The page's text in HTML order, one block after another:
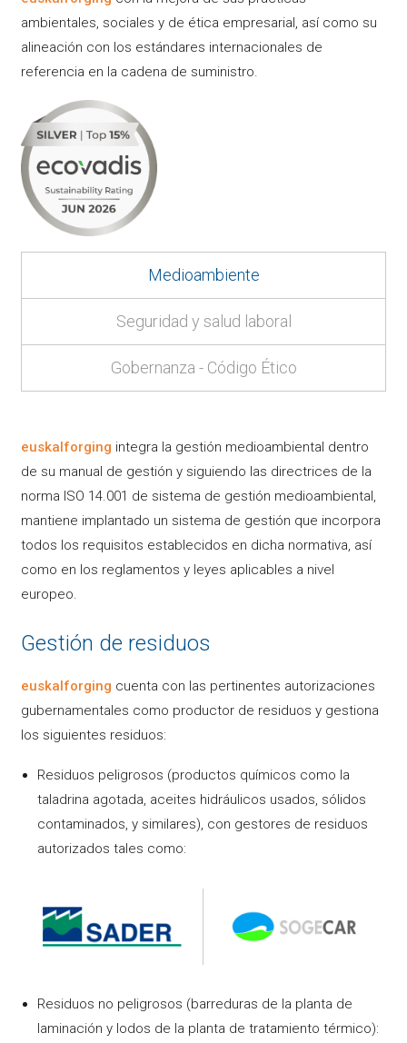
ambientales, sociales y de ética empresarial, así como su
alineación con los estándares internacionales de
referencia en la cadena de suministro.
Medioambiente
Seguridad y salud laboral
Gobernanza - Código Ético
euskalforging integra la gestión medioambiental dentro
de su manual de gestión y siguiendo las directrices de la
norma ISO 14.001 de sistema de gestión medioambiental,
mantiene implantado un sistema de gestión que incorpora
todos los requisitos establecidos en dicha normativa, así
como en los reglamentos y leyes aplicables a nivel
europeo.
Gestión de residuos
euskalforging cuenta con las pertinentes autorizaciones
gubernamentales como productor de residuos y gestiona
los siguientes residuos:
Residuos peligrosos (productos químicos como la
taladrina agotada, aceites hidráulicos usados, sólidos
contaminados, y similares), con gestores de residuos
autorizados tales como:
Residuos no peligrosos (barreduras de la planta de
laminación y lodos de la planta de tratamiento térmico):